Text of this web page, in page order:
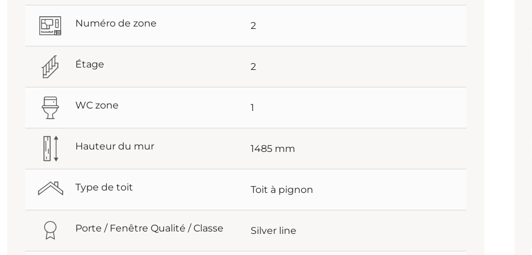
Numéro de zone 2
Étage 2
WC zone 1
Hauteur du mur 1485 mm
Type de toit Toit à pignon
Porte / Fenêtre Qualité / Classe Silver line